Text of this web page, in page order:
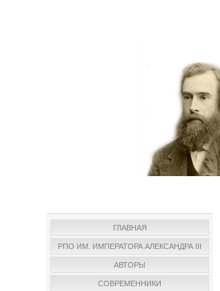
ГЛАВНАЯ
РПО ИМ. ИМПЕРАТОРА АЛЕКСАНДРА III
АВТОРЫ
СОВРЕМЕННИКИ